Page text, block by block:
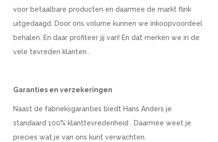
voor betaalbare producten en daarmee de markt flink
uitgedaagd. Door ons volume kunnen we inkoopvoordeel
behalen. En daar profiteer jij van! En dat merken we in de
vele tevreden klanten .
Garanties en verzekeringen
Naast de fabrieksgaranties biedt Hans Anders je
standaard 100% klanttevredenheid . Daarmee weet je
precies wat je van ons kunt verwachten.